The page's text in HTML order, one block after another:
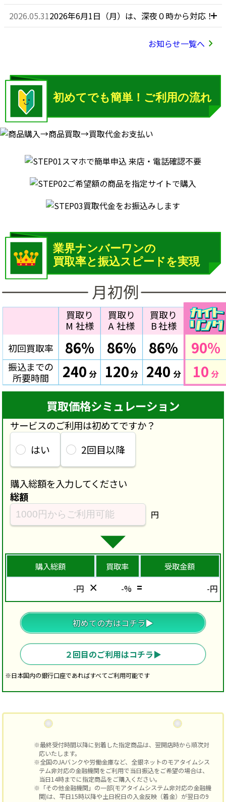
2026.05.312026年6月1日（月）は、深夜０時から対応！
お知らせ一覧へ chevron_right
初回買取率
振込までの
所要時間
買取り
M 社様
買取り
A社様
買取り
B社様
86% 86% 86% 90%
240 分 120分 240 分 10 分
月初例
買取価格シミュレーション
サービスのご利用は初めてですか？
はい 2回目以降
購入総額を入力してください
総額
円
購入総額 買取率
受取金額
-円 × -% = -円
初めての方はコチラ▶︎
２回目のご利用はコチラ▶︎
※日本国内の銀行口座であればすべてご利用可能です
※最終受付時間以降に到着した指定商品は、翌開店時から順次対
応いたします。
※全国のJAバンクや労働金庫など、全銀ネットのモアタイムシス
テム非対応の金融機関をご利用で当日振込をご希望の場合は、
当日14時までに指定商品をご購入ください。
※「その他金融機関」の一部(モアタイムシステム非対応の金融機
関)は、平日15時以降や土日祝日の入金反映（着金）が翌日の9